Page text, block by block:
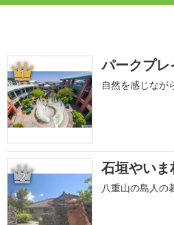
1 パークプ
自然を感じなが
2 石垣やい
八重山の島人の